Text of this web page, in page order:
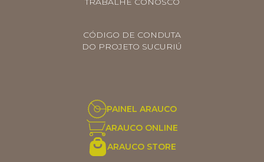
CÓDIGO DE CONDUTA
DO PROJETO SUCURIÚ
PAINEL ARAUCO
ARAUCO ONLINE
ARAUCO STORE